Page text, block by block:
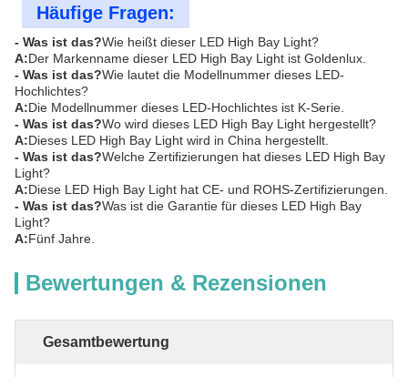
Häufige Fragen:
- Was ist das?Wie heißt dieser LED High Bay Light?
A:Der Markenname dieser LED High Bay Light ist Goldenlux.
- Was ist das?Wie lautet die Modellnummer dieses LED-
Hochlichtes?
A:Die Modellnummer dieses LED-Hochlichtes ist K-Serie.
- Was ist das?Wo wird dieses LED High Bay Light hergestellt?
A:Dieses LED High Bay Light wird in China hergestellt.
- Was ist das?Welche Zertifizierungen hat dieses LED High Bay
Light?
A:Diese LED High Bay Light hat CE- und ROHS-Zertifizierungen.
- Was ist das?Was ist die Garantie für dieses LED High Bay
Light?
A:Fünf Jahre.
Bewertungen & Rezensionen
Gesamtbewertung